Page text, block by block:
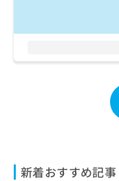
新着おすすめ記事
い
わ